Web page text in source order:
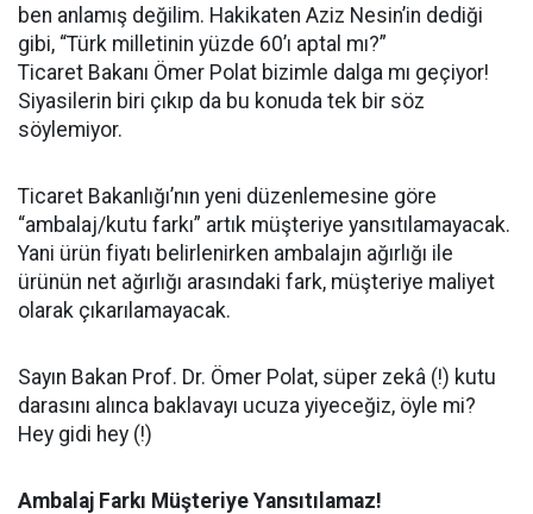
ben anlamış değilim. Hakikaten Aziz Nesin’in dediği
gibi, “Türk milletinin yüzde 60’ı aptal mı?”
Ticaret Bakanı Ömer Polat bizimle dalga mı geçiyor!
Siyasilerin biri çıkıp da bu konuda tek bir söz
söylemiyor.
Ticaret Bakanlığı’nın yeni düzenlemesine göre
“ambalaj/kutu farkı” artık müşteriye yansıtılamayacak.
Yani ürün fiyatı belirlenirken ambalajın ağırlığı ile
ürünün net ağırlığı arasındaki fark, müşteriye maliyet
olarak çıkarılamayacak.
Sayın Bakan Prof. Dr. Ömer Polat, süper zekâ (!) kutu
darasını alınca baklavayı ucuza yiyeceğiz, öyle mi?
Hey gidi hey (!)
Ambalaj Farkı Müşteriye Yansıtılamaz!